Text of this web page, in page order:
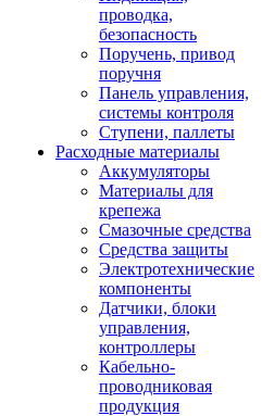
проводка,
безопасность
Поручень, привод
поручня
Панель управления,
системы контроля
Ступени, паллеты
Расходные материалы
Аккумуляторы
Материалы для
крепежа
Смазочные средства
Средства защиты
Электротехнические
компоненты
Датчики, блоки
управления,
контроллеры
Кабельно-
проводниковая
продукция